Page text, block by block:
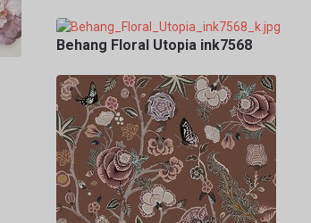
Behang Floral Utopia ink7568